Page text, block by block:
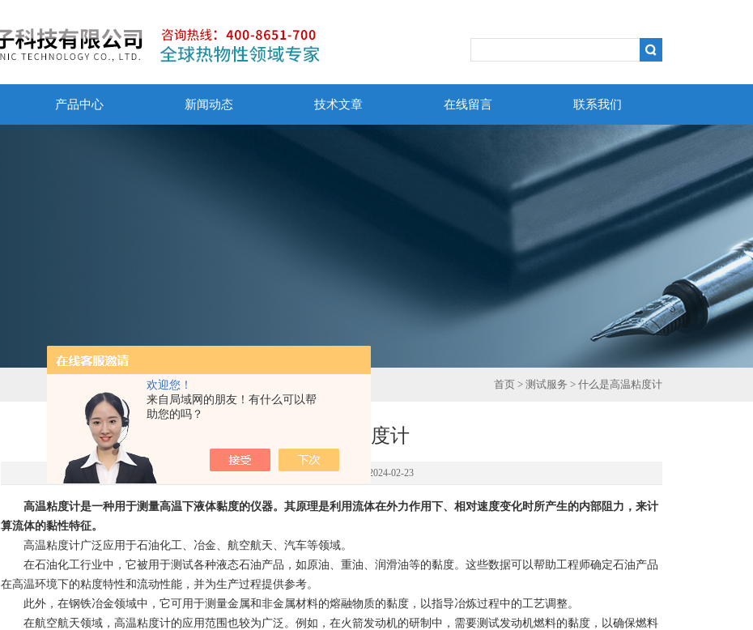
欢迎您！
来自局域网的朋友！有什么可以帮
助您的吗？
产品中心 新闻动态 技术文章 在线留言 联系我们
首页 > 测试服务 > 什么是高温粘度计
什么是高温粘度计
点击次数：4976 更新时间：2024-02-23
高温粘度计是一种用于测量高温下液体黏度的仪器。其原理是利用流体在外力作用下、相对速度变化时所产生的内部阻力，来计
算流体的黏性特征。
高温粘度计广泛应用于石油化工、冶金、航空航天、汽车等领域。
在石油化工行业中， 它被用于测试各种液态石油产品，如原油、重油、润滑油等的黏度。这些数据可以帮助工程师确定石油产品
在高温环境下的粘度特性和流动性能，并为生产过程提供参考。
此外，在钢铁冶金领域中，它可用于测量金属和非金属材料的熔融物质的黏度，以指导冶炼过程中的工艺调整。
在航空航天领域，高温粘度计的应用范围也较为广泛。例如，在火箭发动机的研制中，需要测试发动机燃料的黏度，以确保燃料